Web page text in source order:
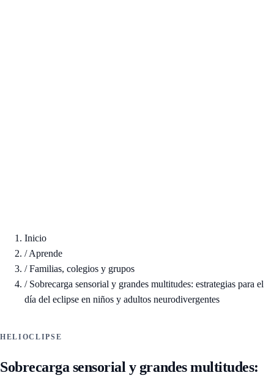
Inicio
/Aprende
/Familias, colegios y grupos
/ Sobrecarga sensorial y grandes multitudes: estrategias para el
día del eclipse en niños y adultos neurodivergentes
HELIOCLIPSE
Sobrecarga sensorial y grandes multitudes: